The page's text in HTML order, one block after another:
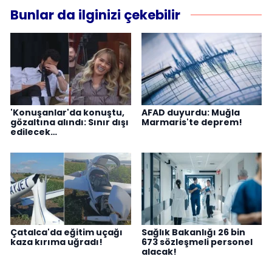
Bunlar da ilginizi çekebilir
'Konuşanlar'da konuştu,
gözaltına alındı: Sınır dışı
edilecek…
AFAD duyurdu: Muğla
Marmaris'te deprem!
Çatalca'da eğitim uçağı
kaza kırıma uğradı!
Sağlık Bakanlığı 26 bin
673 sözleşmeli personel
alacak!